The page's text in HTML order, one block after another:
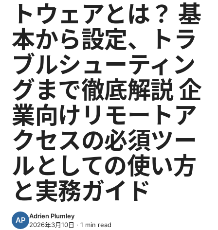
トウェアとは？ 基
本から設定、トラ
ブルシューティン
グまで徹底解説 企
業向けリモートア
クセスの必須ツー
ルとしての使い方
と実務ガイド
Adrien Plumley
2026年3月10日 · 1 min read